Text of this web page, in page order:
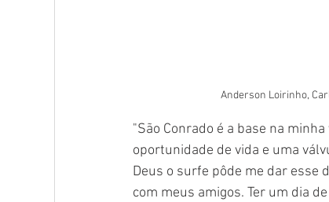
Anderson Loirinho,
"São Conrado é a base na
oportunidade de vida e uma
Deus o surfe pôde me dar esse
com meus amigos. Ter um dia